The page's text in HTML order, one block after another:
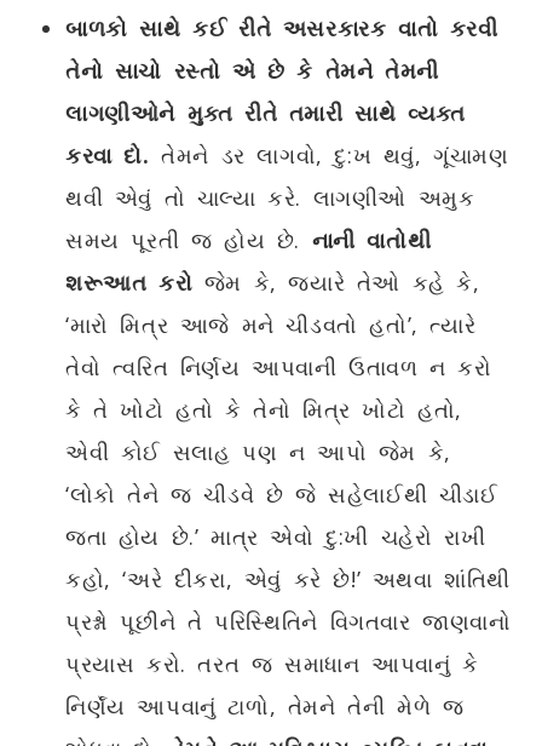
બાળકો સાથે કઈ રીતે અસરકારક વાતો કરવી
તેનો સાચો રસ્તો એ છે કે તેમને તેમની
લાગણીઓને મુક્ત રીતે તમારી સાથે વ્યક્ત
કરવા દો. તેમને ડર લાગવો, દુ:ખ થવું, ગૂંચામણ
થવી એવું તો ચાલ્યા કરે. લાગણીઓ અમુક
સમય પૂરતી જ હોય છે. નાની વાતોથી
શરૂઆત કરો જેમ કે, જ્યારે તેઓ કહે કે,
‘મારો મિત્ર આજે મને ચીડવતો હતો’, ત્યારે
તેવો ત્વરિત નિર્ણય આપવાની ઉતાવળ ન કરો
કે તે ખોટો હતો કે તેનો મિત્ર ખોટો હતો,
એવી કોઈ સલાહ પણ ન આપો જેમ કે,
‘લોકો તેને જ ચીડવે છે જે સહેલાઈથી ચીડાઈ
જતા હોય છે.’ માત્ર એવો દુ:ખી ચહેરો રાખી
કહો, ‘અરે દીકરા, એવું કરે છે!’ અથવા શાંતિથી
પ્રશ્નો પૂછીને તે પરિસ્થિતિને વિગતવાર જાણવાનો
પ્રયાસ કરો. તરત જ સમાધાન આપવાનું કે
નિર્ણૅય આપવાનું ટાળો, તેમને તેની મેળે જ